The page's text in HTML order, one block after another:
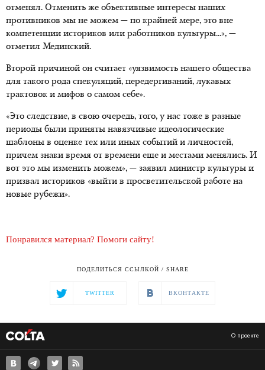
отменял. Отменить же объективные интересы наших
противников мы не можем — по крайней мере, это вне
компетенции историков или работников культуры...», —
отметил Мединский.
Второй причиной он считает «уязвимость нашего общества
для такого рода спекуляций, передергиваний, лукавых
трактовок и мифов о самом себе».
«Это следствие, в свою очередь, того, у нас тоже в разные
периоды были приняты навязчивые идеологические
шаблоны в оценке тех или иных событий и личностей,
причем знаки время от времени еще и местами менялись. И
вот это мы изменить можем», — заявил министр культуры и
призвал историков «выйти в просветительской работе на
новые рубежи».
Понравился материал? Помоги сайту!
ПОДЕЛИТЬСЯ ССЫЛКОЙ / SHARE
TWITTER ВКОНТАКТЕ
О проекте